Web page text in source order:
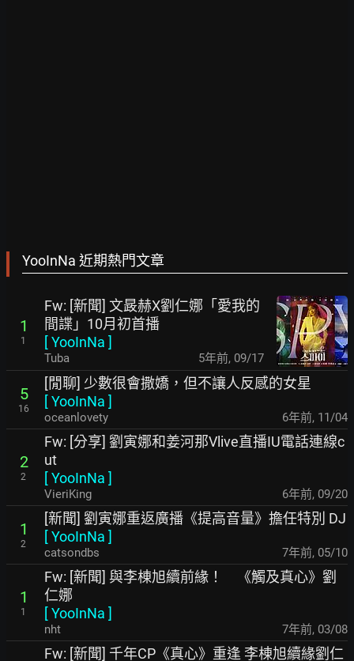
YooInNa 近期熱門文章
1
1
Fw: [新聞] 文晸赫X劉仁娜「愛我的
間諜」10月初首播
[YooInNa ]
Tuba 5年前, 09/17
5
16
[閒聊] 少數很會撒嬌，但不讓人反感的女星
[YooInNa ]
oceanlovety 6年前, 11/04
2
2
Fw: [分享] 劉寅娜和姜河那Vlive直播IU電話連線c
ut
[YooInNa ]
VieriKing 6年前, 09/20
1
2
[新聞] 劉寅娜重返廣播《提高音量》擔任特別 DJ
[YooInNa ]
catsondbs 7年前, 05/10
1
1
Fw: [新聞] 與李棟旭續前緣！ 《觸及真心》劉
仁娜
[YooInNa ]
nht 7年前, 03/08
Fw: [新聞] 千年CP《真心》重逢 李棟旭續緣劉仁